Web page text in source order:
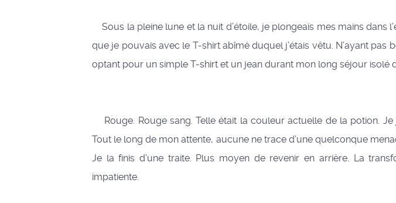
Sous la pleine lune et la nuit d’étoile, je plongeais mes mains dans
que je pouvais avec le T-shirt abîmé duquel j’étais vêtu. N’ayant
optant pour un simple T-shirt et un jean durant mon long séjour isolé
Rouge. Rouge sang. Telle était la couleur actuelle de la potion.
Tout le long de mon attente, aucune ne trace d’une quelconque
Je la finis d’une traite. Plus moyen de revenir en arrière. La
impatiente.